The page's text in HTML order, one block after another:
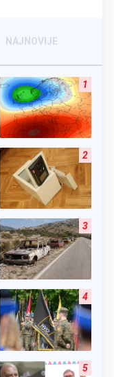
NAJNOVIJE
1
2
3
4
5